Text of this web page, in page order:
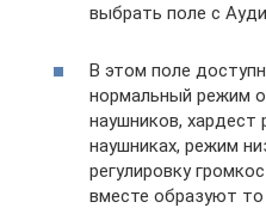
выбрать поле с
В этом поле
нормальный режим
наушников, хардест
наушниках, режим
регулировку
вместе образуют